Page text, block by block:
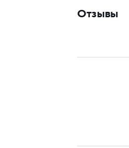
Отзывы